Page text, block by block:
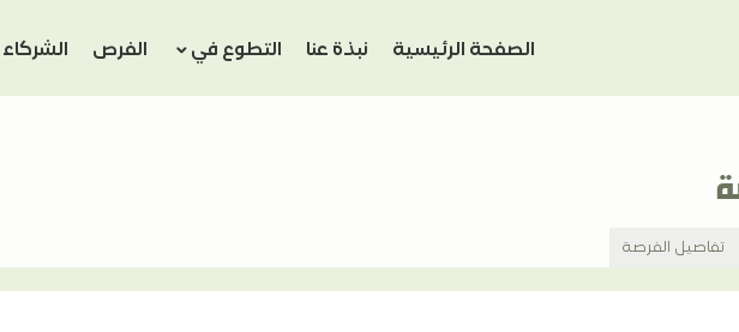
الصفحة الرئيسية نبذة عنا التطوع في الفرص الشركاء
تفاصيل الفرصة